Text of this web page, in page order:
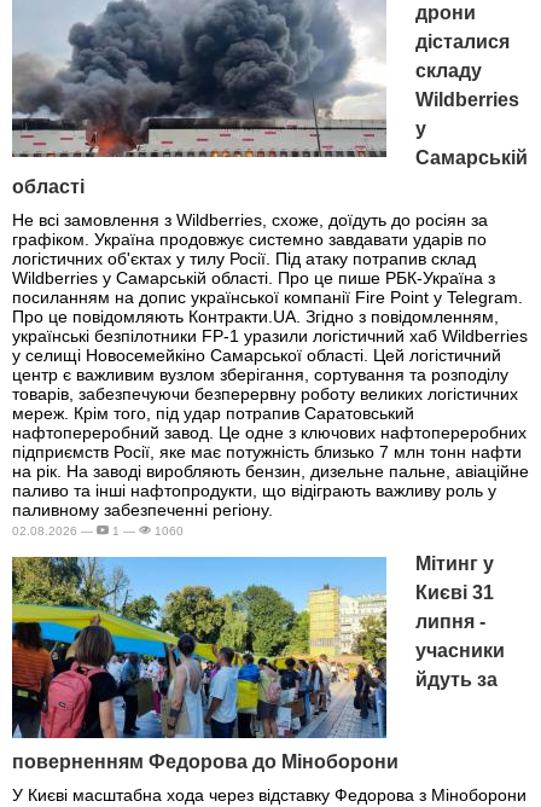
дрони
дісталися
складу
Wildberries
у
Самарській
області
Не всі замовлення з Wildberries, схоже, доїдуть до росіян за
графіком. Україна продовжує системно завдавати ударів по
логістичних об'єктах у тилу Росії. Під атаку потрапив склад
Wildberries у Самарській області. Про це пише РБК-Україна з
посиланням на допис української компанії Fire Point у Telegram.
Про це повідомляють Контракти.UA. Згідно з повідомленням,
українські безпілотники FP-1 уразили логістичний хаб Wildberries
у селищі Новосемейкіно Самарської області. Цей логістичний
центр є важливим вузлом зберігання, сортування та розподілу
товарів, забезпечуючи безперервну роботу великих логістичних
мереж. Крім того, під удар потрапив Саратовський
нафтопереробний завод. Це одне з ключових нафтопереробних
підприємств Росії, яке має потужність близько 7 млн тонн нафти
на рік. На заводі виробляють бензин, дизельне пальне, авіаційне
паливо та інші нафтопродукти, що відіграють важливу роль у
паливному забезпеченні регіону.
02.08.2026 — 1 — 1060
Мітинг у
Києві 31
липня -
учасники
йдуть за
поверненням Федорова до Міноборони
У Києві масштабна хода через відставку Федорова з Міноборони